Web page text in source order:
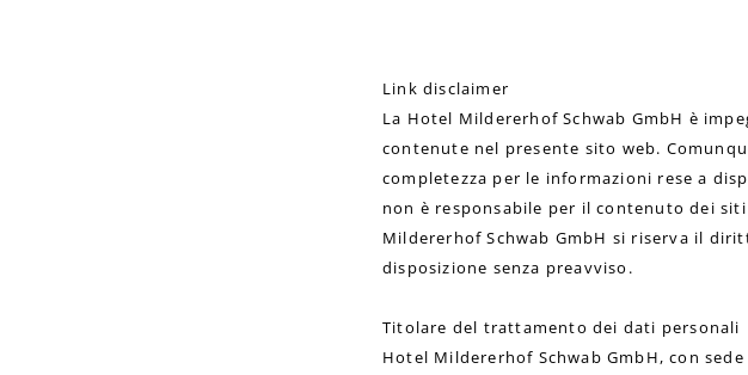
Link disclaimer
La Hotel Mildererhof Schwab GmbH è
contenute nel presente sito web.
completezza per le informazioni rese a
non è responsabile per il contenuto dei
Mildererhof Schwab GmbH si riserva il
disposizione senza preavviso.
Titolare del trattamento dei dati personali
Hotel Mildererhof Schwab GmbH, con